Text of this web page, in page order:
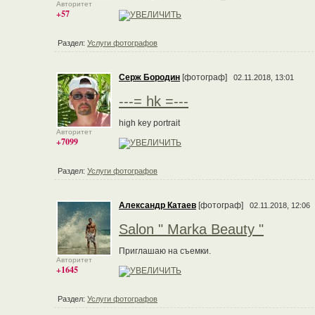
Авторитет
+57
Раздел: Услуги фотографов
Авторитет
+7099
Серж Бородин [фотограф] 02.11.2018, 13:01
---= hk =---
high key portrait
Раздел: Услуги фотографов
Авторитет
+1645
Александр Катаев [фотограф] 02.11.2018, 12:06
Salon " Marka Beauty "
Приглашаю на съемки.
Раздел: Услуги фотографов